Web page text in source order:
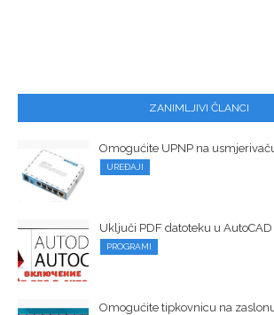
ZANIMLJIVI ČLANCI
Omogućite UPNP na
UREĐAJI
Uključi PDF datoteku u AutoCAD
PROGRAMI
Omogućite tipkovnicu na